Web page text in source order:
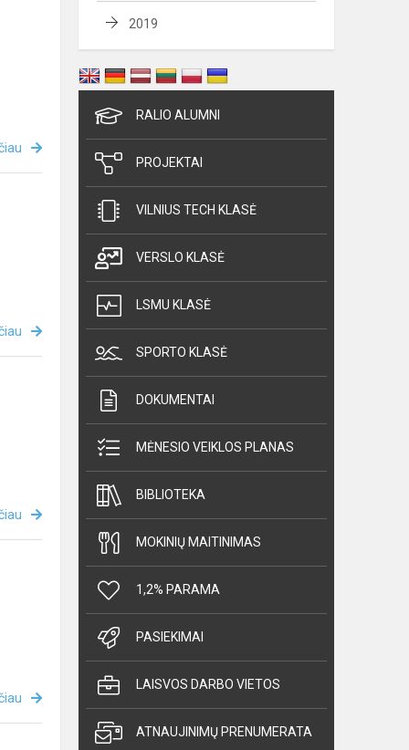
2019
RALIO ALUMNI
PROJEKTAI
VILNIUS TECH KLASĖ
VERSLO KLASĖ
LSMU KLASĖ
SPORTO KLASĖ
DOKUMENTAI
MĖNESIO VEIKLOS PLANAS
BIBLIOTEKA
MOKINIŲ MAITINIMAS
1,2% PARAMA
PASIEKIMAI
LAISVOS DARBO VIETOS
ATNAUJINIMŲ PRENUMERATA